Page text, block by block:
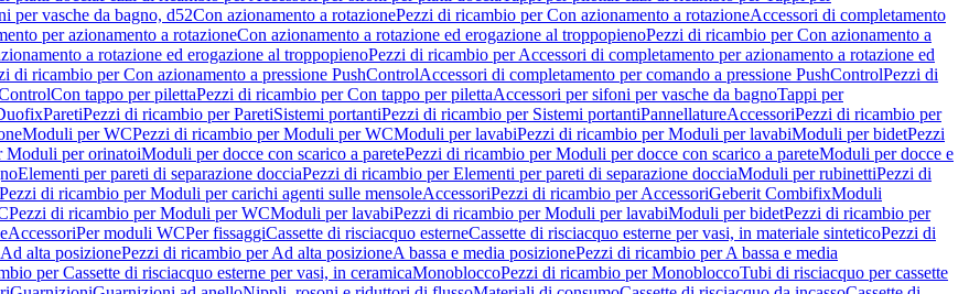
per vasche da bagno, d52Con azionamento a rotazionePezzi di ricambio per Con azionamento a rotazioneAccessori di completamento
per azionamento a rotazioneCon azionamento a rotazione ed erogazione al troppopienoPezzi di ricambio per Con azionamento a
a rotazione ed erogazione al troppopienoPezzi di ricambio per Accessori di completamento per azionamento a rotazione ed
di ricambio per Con azionamento a pressione PushControlAccessori di completamento per comando a pressione PushControlPezzi di
Con tappo per pilettaPezzi di ricambio per Con tappo per pilettaAccessori per sifoni per vasche da bagnoTappi per
ParetiPezzi di ricambio per ParetiSistemi portantiPezzi di ricambio per Sistemi portantiPannellatureAccessoriPezzi di ricambio per
Moduli per WCPezzi di ricambio per Moduli per WCModuli per lavabiPezzi di ricambio per Moduli per lavabiModuli per bidetPezzi
Moduli per orinatoiModuli per docce con scarico a paretePezzi di ricambio per Moduli per docce con scarico a pareteModuli per docce e
Elementi per pareti di separazione docciaPezzi di ricambio per Elementi per pareti di separazione docciaModuli per rubinettiPezzi di
Pezzi di ricambio per Moduli per carichi agenti sulle mensoleAccessoriPezzi di ricambio per AccessoriGeberit CombifixModuli
Pezzi di ricambio per Moduli per WCModuli per lavabiPezzi di ricambio per Moduli per lavabiModuli per bidetPezzi di ricambio per
AccessoriPer moduli WCPer fissaggiCassette di risciacquo esterneCassette di risciacquo esterne per vasi, in materiale sinteticoPezzi di
Ad alta posizionePezzi di ricambio per Ad alta posizioneA bassa e media posizionePezzi di ricambio per A bassa e media
per Cassette di risciacquo esterne per vasi, in ceramicaMonobloccoPezzi di ricambio per MonobloccoTubi di risciacquo per cassette